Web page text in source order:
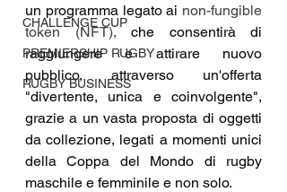
CHALLENGE CUP
PREMIERSHIP RUGBY
RUGBY BUSINESS
un programma legato ai non-fungible
token (NFT), che consentirà di
raggiungere e attirare nuovo
pubblico, attraverso un'offerta
"divertente, unica e coinvolgente",
grazie a un vasta proposta di oggetti
da collezione, legati a momenti unici
della Coppa del Mondo di rugby
maschile e femminile e non solo.